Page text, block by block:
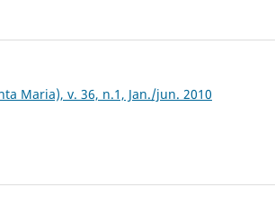
Maria), v. 36, n.1, Jan./jun. 2010